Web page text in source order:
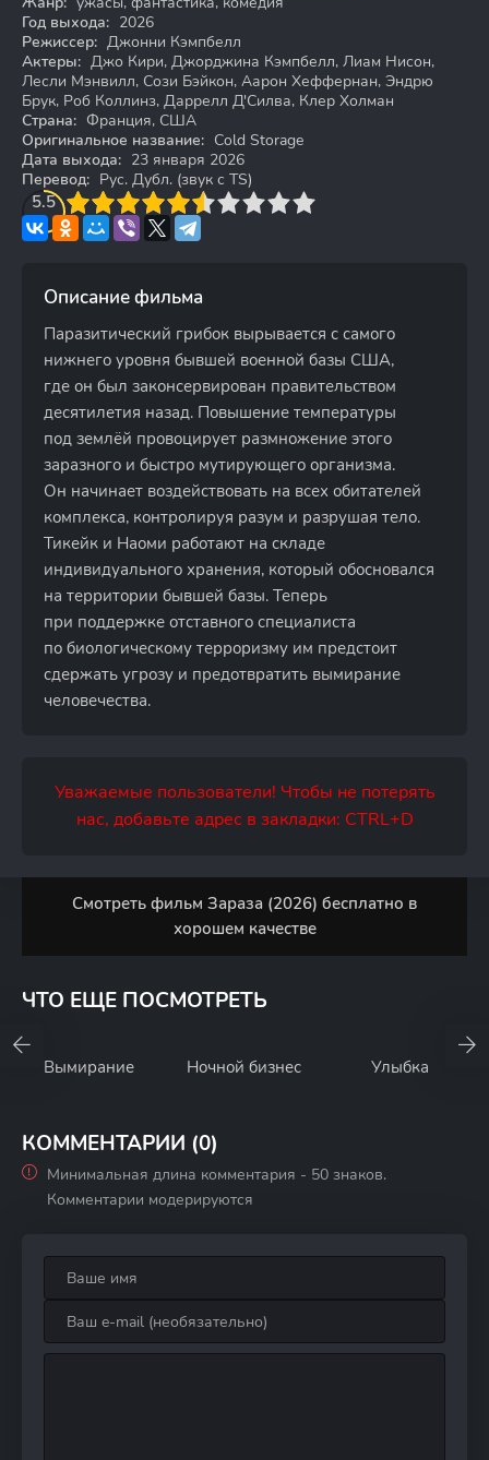
Год выхода: 2026
Режиссер: Джонни Кэмпбелл
Актеры: Джо Кири, Джорджина Кэмпбелл, Лиам Нисон,
Лесли Мэнвилл, Сози Бэйкон, Аарон Хеффернан, Эндрю
Брук, Роб Коллинз, Даррелл Д'Силва, Клер Холман
Страна: Франция, США
Оригинальное название: Cold Storage
Дата выхода: 23 января 2026
Перевод: Рус. Дубл. (звук с TS)
5.5
4 5 6 7 8 9 10
Описание фильма
Паразитический грибок вырывается с самого
нижнего уровня бывшей военной базы США,
где он был законсервирован правительством
десятилетия назад. Повышение температуры
под землёй провоцирует размножение этого
заразного и быстро мутирующего организма.
Он начинает воздействовать на всех обитателей
комплекса, контролируя разум и разрушая тело.
Тикейк и Наоми работают на складе
индивидуального хранения, который обосновался
на территории бывшей базы. Теперь
при поддержке отставного специалиста
по биологическому терроризму им предстоит
сдержать угрозу и предотвратить вымирание
человечества.
Уважаемые пользователи! Чтобы не потерять
нас, добавьте адрес в закладки: CTRL+D
Смотреть фильм Зараза (2026) бесплатно в
хорошем качестве
ЧТО ЕЩЕ ПОСМОТРЕТЬ
Вымирание Ночной бизнес Улыбка
КОММЕНТАРИИ (0)
Минимальная длина комментария - 50 знаков.
Комментарии модерируются